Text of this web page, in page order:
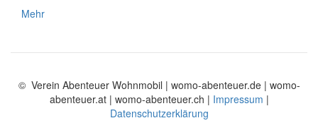
Mehr
© Verein Abenteuer Wohnmobil | womo-abenteuer.de | womo-
abenteuer.at | womo-abenteuer.ch | Impressum |
Datenschutzerklärung